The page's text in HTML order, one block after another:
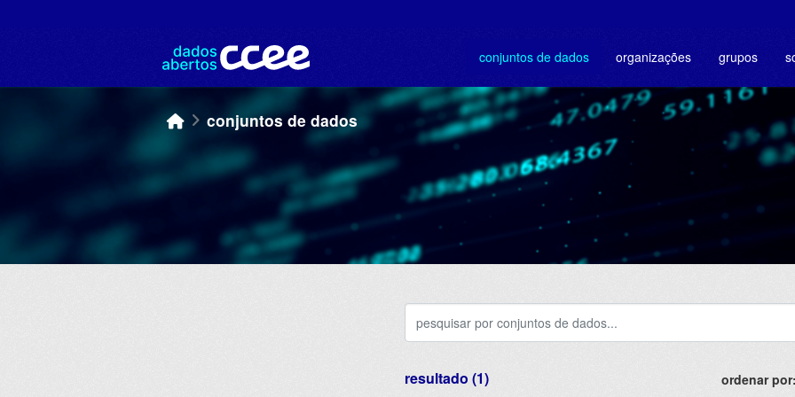
conjuntos de dados organizações grupos
conjuntos de dados
ordenar por
resultado (1)